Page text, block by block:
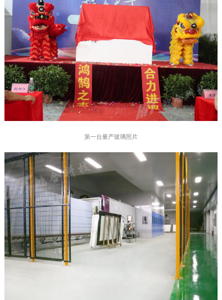
第一台量产玻璃照片